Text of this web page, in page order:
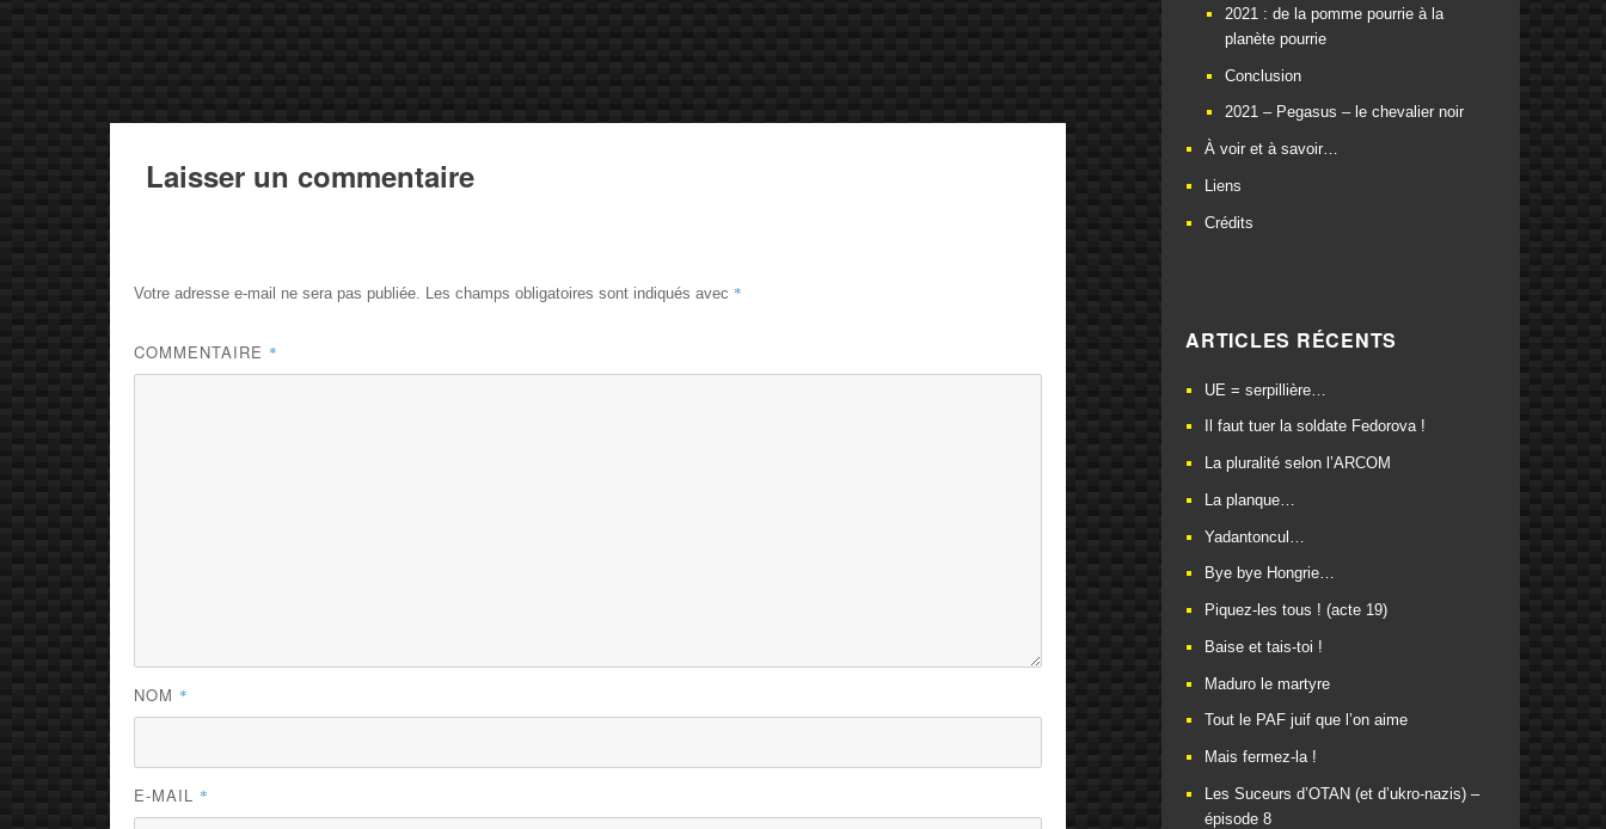
Laisser un commentaire
Votre adresse e-mail ne sera pas publiée. Les champs obligatoires sont indiqués avec *
COMMENTAIRE *
NOM *
E-MAIL *
2021 : de la pomme pourrie à la
planète pourrie
Conclusion
2021 – Pegasus – le chevalier noir
À voir et à savoir…
Liens
Crédits
ARTICLES RÉCENTS
UE = serpillière…
Il faut tuer la soldate Fedorova !
La pluralité selon l’ARCOM
La planque…
Yadantoncul…
Bye bye Hongrie…
Piquez-les tous ! (acte 19)
Baise et tais-toi !
Maduro le martyre
Tout le PAF juif que l’on aime
Mais fermez-la !
Les Suceurs d’OTAN (et d’ukro-nazis) –
épisode 8